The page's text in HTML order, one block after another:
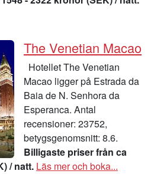
The Venetian Macao
Hotellet The Venetian
Macao ligger på Estrada da
Baia de N. Senhora da
Esperanca. Antal
recensioner: 23752,
betygsgenomsnitt: 8.6.
Billigaste priser från ca
/ natt. Läs mer och boka...